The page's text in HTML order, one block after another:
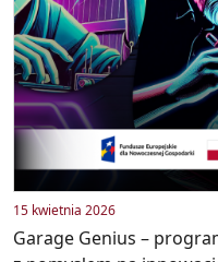
15 kwietnia 2026
Garage Genius –